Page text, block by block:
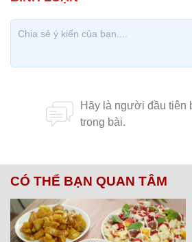
CÓ THỂ BẠN QUAN TÂM